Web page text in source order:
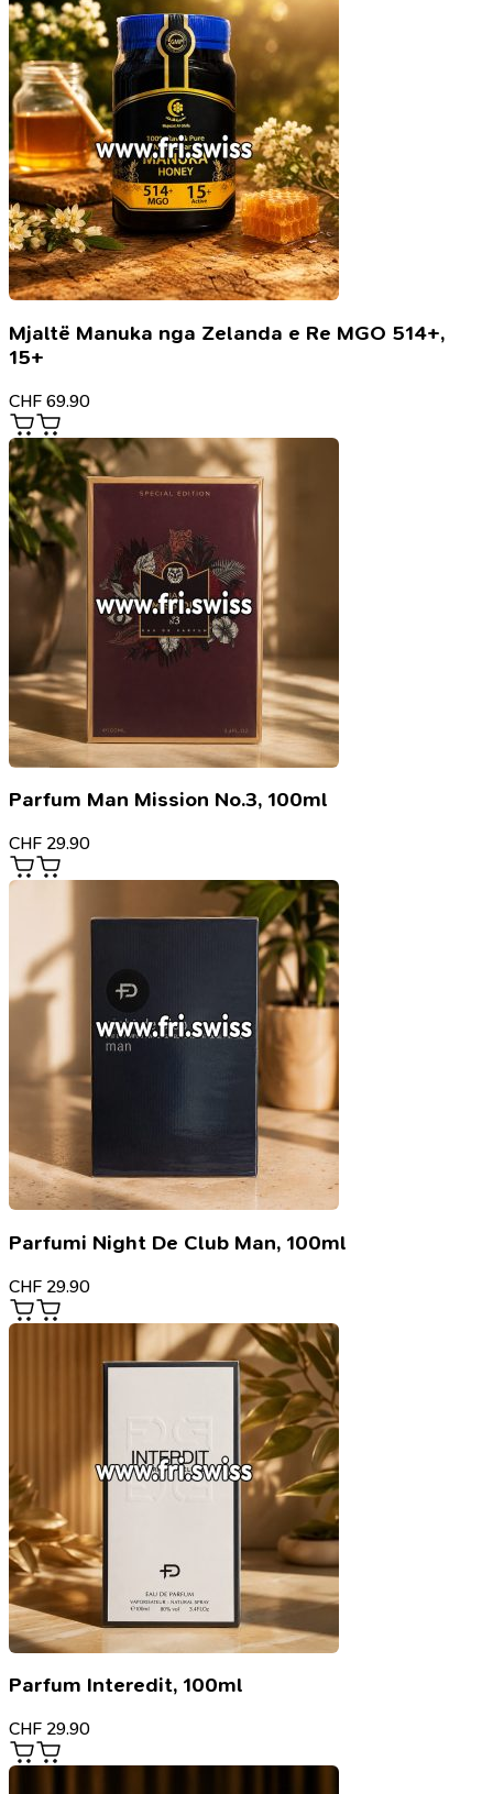
Mjaltë Manuka nga Zelanda e Re MGO 514+,
15+
CHF 69.90
Parfum Man Mission No.3, 100ml
CHF 29.90
Parfumi Night De Club Man, 100ml
CHF 29.90
Parfum Interedit, 100ml
CHF 29.90